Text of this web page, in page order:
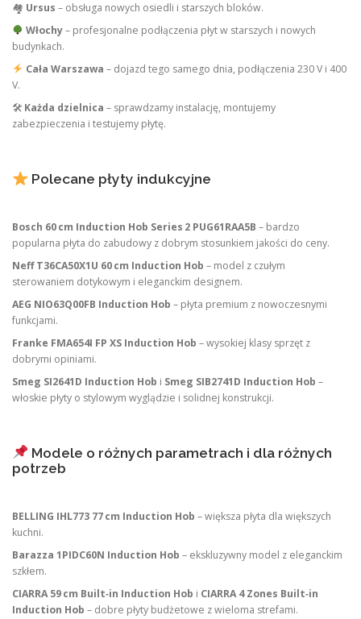
🏘 Ursus – obsługa nowych osiedli i starszych bloków.
Włochy– profesjonalne podłączenia płyt w starszych i nowych
budynkach.
Cała Warszawa – dojazd tego samego dnia, podłączenia 230 V i 400
V.
🛠 Każda dzielnica – sprawdzamy instalację, montujemy
zabezpieczenia i testujemy płytę.
Polecane płyty indukcyjne
Bosch 60 cm Induction Hob Series 2 PUG61RAA5B – bardzo
popularna płyta do zabudowy z dobrym stosunkiem jakości do ceny.
Neff T36CA50X1U 60 cm Induction Hob – model z czułym
sterowaniem dotykowym i eleganckim designem.
AEG NIO63Q00FB Induction Hob – płyta premium z nowoczesnymi
funkcjami.
Franke FMA654I FP XS Induction Hob – wysokiej klasy sprzęt z
dobrymi opiniami.
Smeg SI2641D Induction Hob i Smeg SIB2741D Induction Hob –
włoskie płyty o stylowym wyglądzie i solidnej konstrukcji.
Modele o różnych parametrach i dla różnych
potrzeb
BELLING IHL773 77 cm Induction Hob – większa płyta dla większych
kuchni.
Barazza 1PIDC60N Induction Hob – ekskluzywny model z eleganckim
szkłem.
CIARRA 59 cm Built‑in Induction Hob i CIARRA 4 Zones Built‑in
Induction Hob – dobre płyty budżetowe z wieloma strefami.